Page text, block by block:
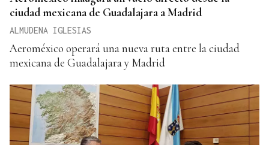
ciudad mexicana de Guadalajara a Madrid
ALMUDENA IGLESIAS
Aeroméxico operará una nueva ruta entre la ciudad
mexicana de Guadalajara y Madrid